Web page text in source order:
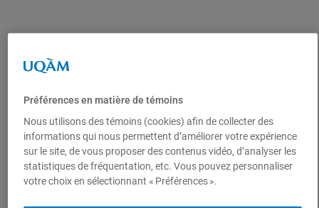
Date
Types
Un autre tourisme est-il
possible?
Préférences en matière de témoins
Nous utilisons des témoins (cookies) afin de collecter des
informations qui nous permettent d’améliorer votre expérience
sur le site, de vous proposer des contenus vidéo, d’analyser les
statistiques de fréquentation, etc. Vous pouvez personnaliser
votre choix en sélectionnant « Préférences ».